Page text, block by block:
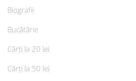
Biografii
Bucătărie
Cărți la 20 lei
Cărți la 50 lei